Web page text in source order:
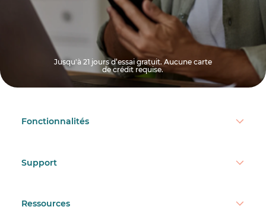
Jusqu'à 21 jours d’essai gratuit. Aucune carte
de crédit requise.
Fonctionnalités
Support
Ressources